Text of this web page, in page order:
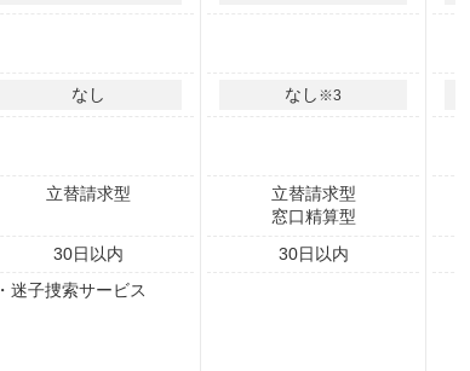
なし
立替請求型
30日以内
・迷子捜索サービス
なし ※3
立替請求型
窓口精算型
30日以内